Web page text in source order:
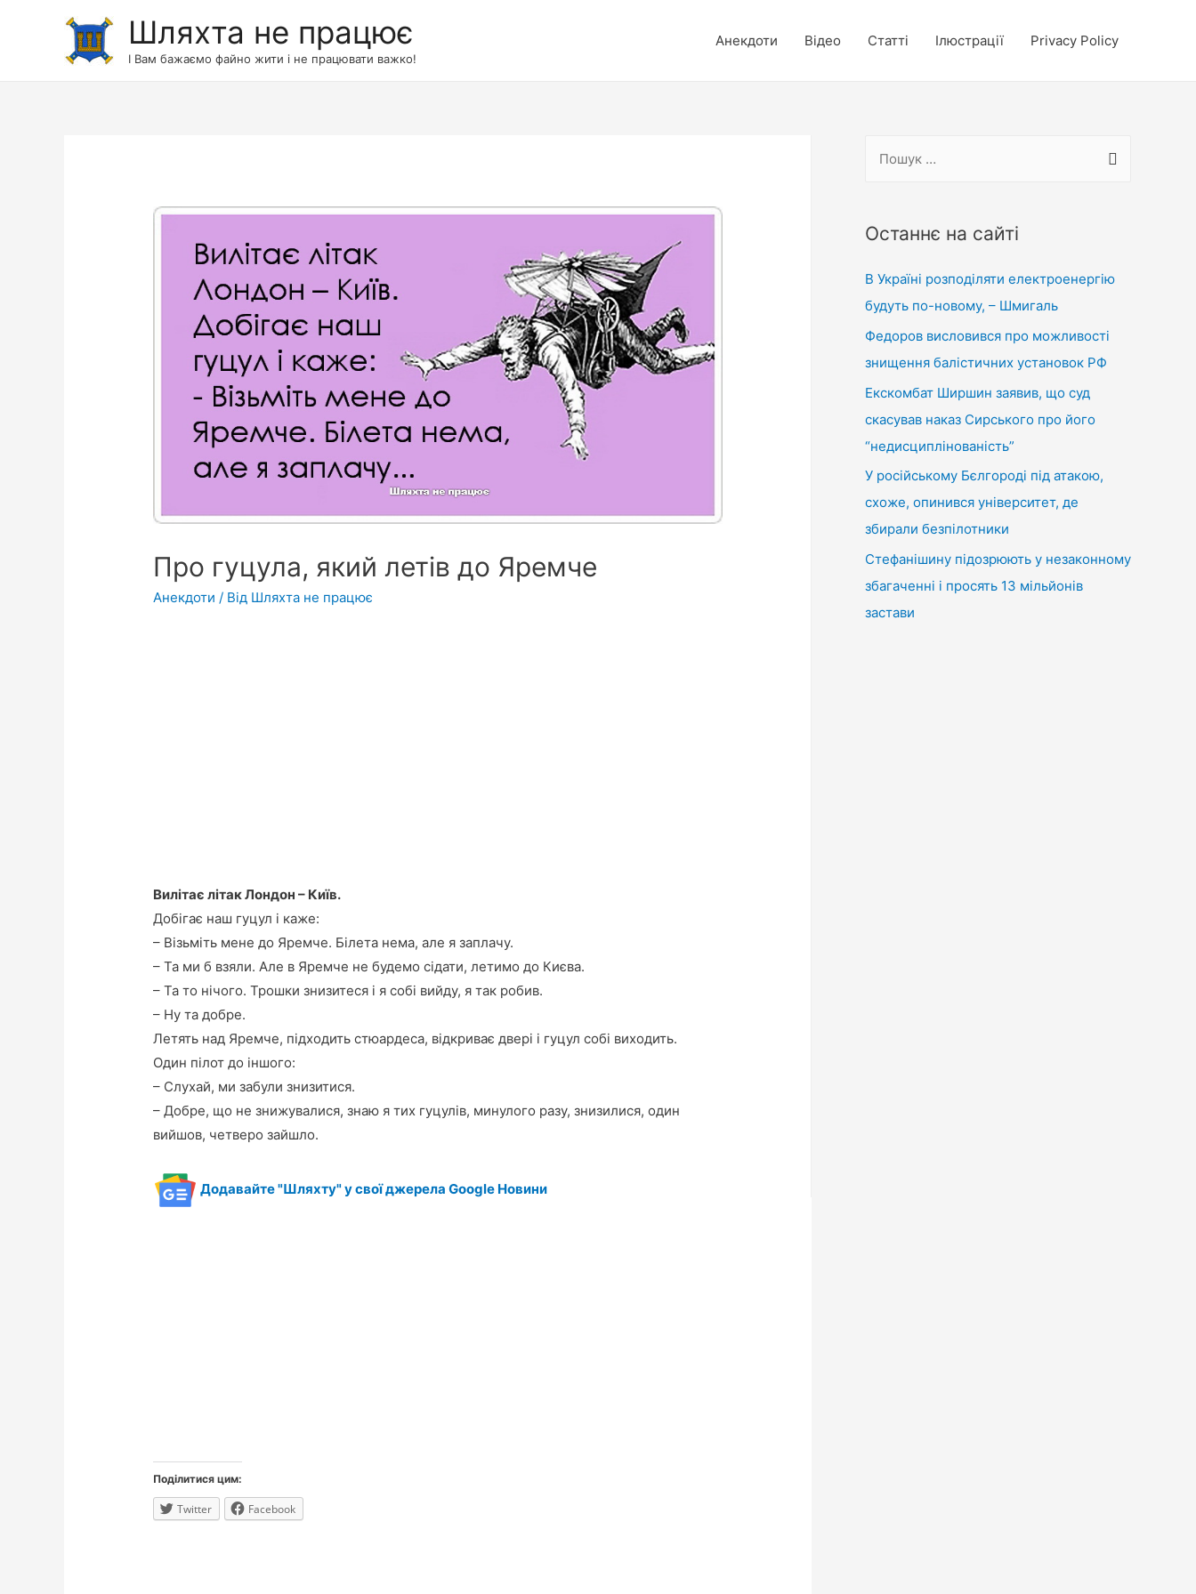
Шляхта не працює
І Вам бажаємо файно жити і не працювати важко!
Анекдоти Відео Статті Ілюстрації Privacy Policy
Про гуцула, який летів до Яремче
Анекдоти / Від Шляхта не працює
Вилітає літак Лондон – Київ.
Добігає наш гуцул і каже:
– Візьміть мене до Яремче. Білета нема, але я заплачу.
– Та ми б взяли. Але в Яремче не будемо сідати, летимо до Києва.
– Та то нічого. Трошки знизитеся і я собі вийду, я так робив.
– Ну та добре.
Летять над Яремче, підходить стюардеса, відкриває двері і гуцул собі виходить.
Один пілот до іншого:
– Слухай, ми забули знизитися.
– Добре, що не знижувалися, знаю я тих гуцулів, минулого разу, знизилися, один
вийшов, четверо зайшло.
Додавайте "Шляхту" у свої джерела Google Новини
Поділитися цим:
Twitter Facebook
у
:
Останнє на сайті
В Україні розподіляти електроенергію
будуть по-новому, – Шмигаль
Федоров висловився про можливості
знищення балістичних установок РФ
Екскомбат Ширшин заявив, що суд
скасував наказ Сирського про його
“недисциплінованість”
У російському Бєлгороді під атакою,
схоже, опинився університет, де
збирали безпілотники
Стефанішину підозрюють у незаконному
збагаченні і просять 13 мільйонів
застави